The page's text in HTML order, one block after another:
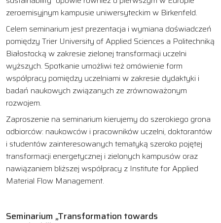
zeroemisyjnym kampusie uniwersyteckim w Birkenfeld.
Celem seminarium jest prezentacja i wymiana doświadczeń
pomiędzy Trier University of Applied Sciences a Politechniką
Białostocką w zakresie zielonej transformacji uczelni
wyższych. Spotkanie umożliwi też omówienie form
współpracy pomiędzy uczelniami w zakresie dydaktyki i
badań naukowych związanych ze zrównoważonym
rozwojem.
Zaproszenie na seminarium kierujemy do szerokiego grona
odbiorców: naukowców i pracowników uczelni, doktorantów
i studentów zainteresowanych tematyką szeroko pojętej
transformacji energetycznej i zielonych kampusów oraz
nawiązaniem bliższej współpracy z Institute for Applied
Material Flow Management.
Seminarium „Transformation towards